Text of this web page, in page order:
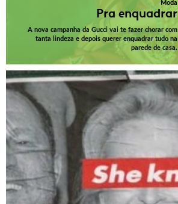
Moda
Pra enquadrar
A nova campanha da Gucci vai te fazer chorar com
tanta lindeza e depois querer enquadrar tudo na
parede de casa.